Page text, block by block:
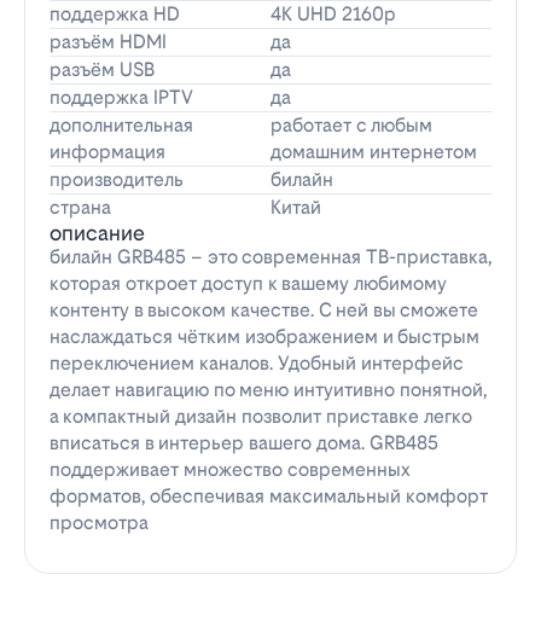
поддержка HD
4K UHD 2160p
разъём HDMI
да
разъём USB
да
поддержка IPTV
да
дополнительная
информация
работает с любым
домашним интернетом
производитель
билайн
страна
Китай
описание
билайн GRB485 – это современная ТВ-приставка,
которая откроет доступ к вашему любимому
контенту в высоком качестве. С ней вы сможете
наслаждаться чётким изображением и быстрым
переключением каналов. Удобный интерфейс
делает навигацию по меню интуитивно понятной,
а компактный дизайн позволит приставке легко
вписаться в интерьер вашего дома. GRB485
поддерживает множество современных
форматов, обеспечивая максимальный комфорт
просмотра